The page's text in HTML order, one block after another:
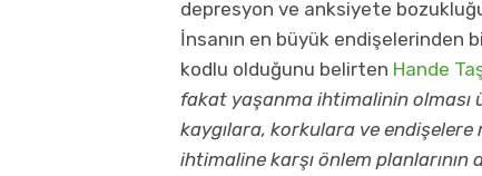
depresyon ve anksiyete
İnsanın en büyük endişelerinden
kodlu olduğunu belirten Hande
fakat yaşanma ihtimalinin olması
kaygılara, korkulara ve
ihtimaline karşı önlem planlarının